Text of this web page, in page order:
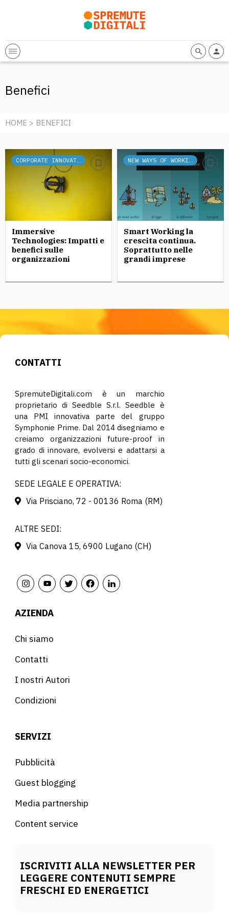
Benefici
HOME > BENEFICI
CORPORATE INNOVATION
Immersive
Technologies: Impatti e
benefici sulle
organizzazioni
NEW WAYS OF WORKING
Smart Working la
crescita continua.
Soprattutto nelle
grandi imprese
CONTATTI
SpremuteDigitali.com è un marchio
proprietario di Seedble S.r.l. Seedble è
una PMI innovativa parte del gruppo
Symphonie Prime. Dal 2014 disegniamo e
creiamo organizzazioni future-proof in
grado di innovare, evolversi e adattarsi a
tutti gli scenari socio-economici.
SEDE LEGALE E OPERATIVA:
Via Prisciano, 72 - 00136 Roma (RM)
ALTRE SEDI:
Via Canova 15, 6900 Lugano (CH)
AZIENDA
Chi siamo
Contatti
I nostri Autori
Condizioni
SERVIZI
Pubblicità
Guest blogging
Media partnership
Content service
ISCRIVITI ALLA NEWSLETTER PER
LEGGERE CONTENUTI SEMPRE
FRESCHI ED ENERGETICI